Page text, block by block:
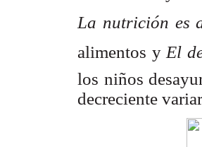
La nutrición es
alimentos y  El
los niños
decreciente